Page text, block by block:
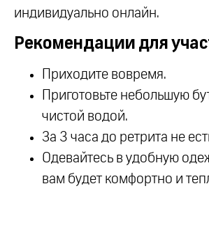
индивидуально онлайн.
Рекомендации для
Приходите вовремя.
Приготовьте небольшую
чистой водой.
За 3 часа до ретрита не
Одевайтесь в удобную
вам будет комфортно и